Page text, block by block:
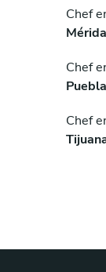
Chef
Mérida
Chef
Puebla
Chef